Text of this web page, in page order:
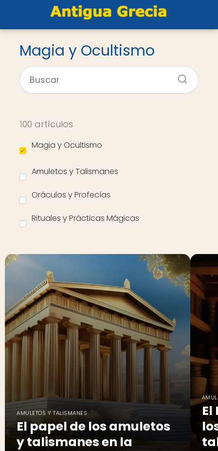
Magia y Ocultismo
100 artículos
Magia y Ocultismo
Amuletos y Talismanes
Oráculos y Profecías
Rituales y Prácticas Mágicas
AMULETOS Y TALISMANES
El papel de los amuletos
y talismanes en la